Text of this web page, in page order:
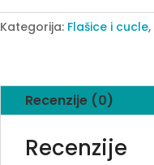
Blue
Kategorija: Flašice i cucle,
Recenzije (0)
Recenzije